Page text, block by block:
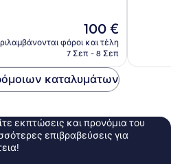
Η
τιμή
είναι
100 €
φόροι και τέλη
7 Σεπ - 8 Σεπ
καταλυμάτων
εκπτώσεις και προνόμια του
επιβραβεύσεις για